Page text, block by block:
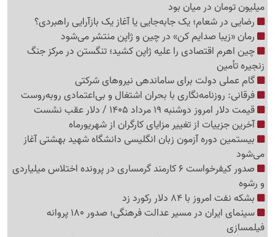
میلیون تومان در میان بود
رضایی در شعام؛ یک جابه‌جایی یا آغاز یک بازآرایی راهبردی؟
رمان «زیبا صدایم کن» در چین و ژاپن منتشر می‌شود
چین اهرم اقتصادی را علیه ژاپن کشید؛ تنگستن در مرکز جنگ
زنجیره تأمین
گام عملی دولت برای ساماندهی نیروهای شرکتی
فرقانی: روزنامه‌نگاری با بحران اشتغال و بی‌اعتمادی روبه‌روست
قیمت دلار امروز دوشنبه 19 مرداد 1405 / دلار عقب نشست
آخرین جزییات از تغییر مزایای کارگران از شهریورماه
بیستمین دوره آزمون زبان انگلیسی دانشگاه شهید بهشتی آغاز
می‌شود
صدور کیفرخواست 6 کارمند گرمساری در پرونده اختلاس میلیاردی
و رشوه
بشکه نفت امروز با 84 دلار رکورد زد
سینمای ایران در مسیر عدالت فرهنگی؛ صدور 180 پروانه
فیلمسازی